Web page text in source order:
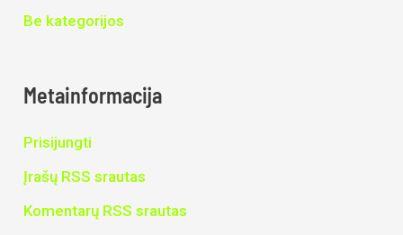
Be kategorijos
Metainformacija
Prisijungti
Įrašų RSS srautas
Komentarų RSS srautas